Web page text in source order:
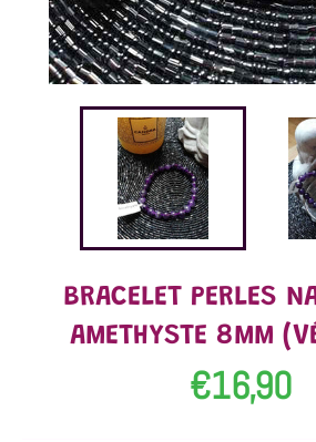
BRACELET PERLES
AMETHYSTE 8MM
Prix
régulier
€16,90